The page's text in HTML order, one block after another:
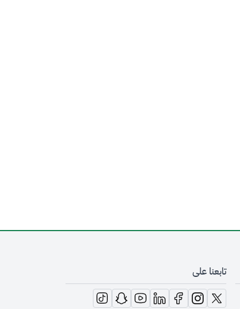
تابعنا على
opens in new window
opens in new window
opens in new window
opens in new window
opens in new window
opens in new window
opens in new window